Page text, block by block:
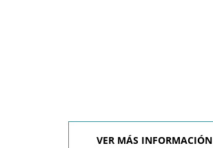
VER MÁS INFORMACIÓN